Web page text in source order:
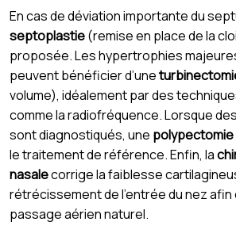
En cas de déviation importante du
septoplastie(remise en place de la
proposée. Les hypertrophies
peuvent bénéficier d’une
volume), idéalement par des
comme la radiofréquence. Lorsque
sont diagnostiqués, une polypectomie
le traitement de référence. Enfin, la
nasalecorrige la faiblesse
rétrécissement de l’entrée du nez
passage aérien naturel.